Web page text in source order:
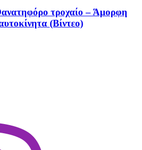
τροχαίο – Άμορφη
(Βίντεο)